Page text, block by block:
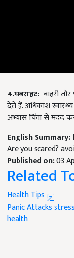
4.घबराहट: बाहरी
देते हैं. अधिकांश
अभ्यास चिंता से मदद
English Summary:
Are you scared?
Published on:03
Related
Health Tips
Panic Attacks
health